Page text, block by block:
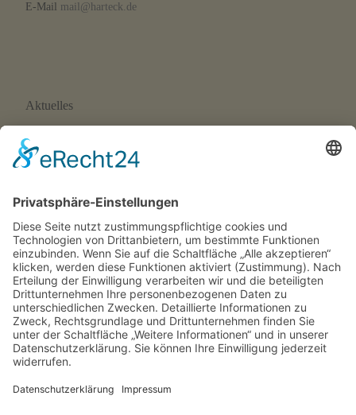
E-Mail mail@harteck.de
Aktuelles
Neue Eltern-Kind-Turnstunde ab September 2026
Wir suchen Trainer*innen!
SFH-News 171 · 01/26
SFH-News 170 · 04/25
Rechtliches
Impressum
Datenschutzerklärung